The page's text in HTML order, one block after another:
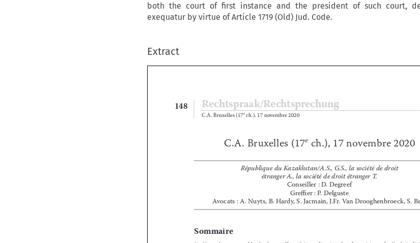
both the court of first instance and the president of such court,
exequatur by virtue of Article 1719 (Old) Jud. Code.
Extract

   

 

 
 
    

C .A . Bruxelles (17e ch .), 17 novembre 2020
C.A. Bruxelles (17e ch.), 17 novembre 2020
République du Kazakhstan/A.S., G.S., la société de droit
étranger A., la société de droit étranger T.